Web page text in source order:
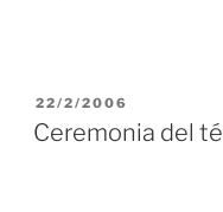
POSTED
ON
22/2/2006
Ceremonia del té